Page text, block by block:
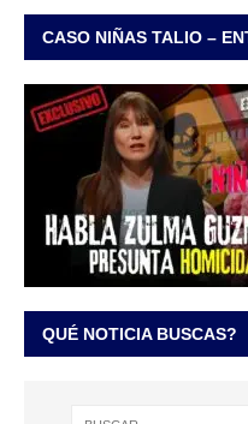
CASO NIÑAS TALIO –
QUÉ NOTICIA BUSCAS?